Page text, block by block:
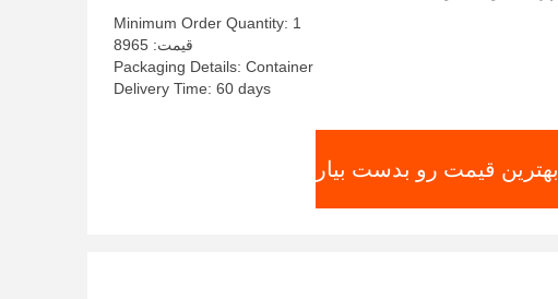
Minimum Order Quantity: 1
قیمت: 8965
Packaging Details: Container
Delivery Time: 60 days
بهترین قیمت رو بدست بیار